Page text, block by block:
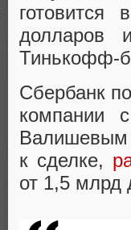
долларов
Тинькофф-
Сбербанк
компании
к сделке,
от 1,5 млрд